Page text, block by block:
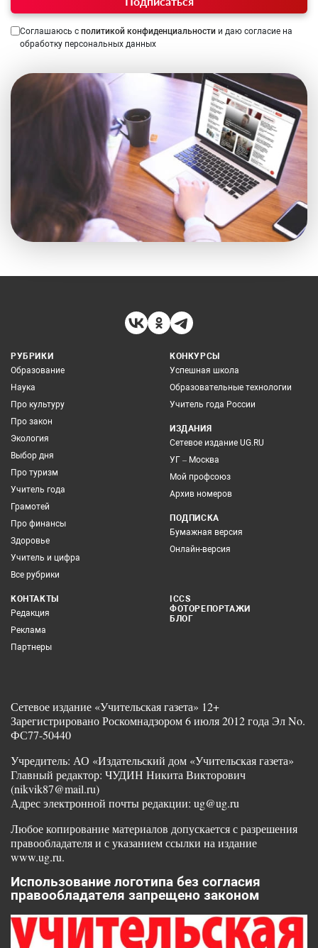
Соглашаюсь с политикой конфиденциальности и даю согласие на
обработку персональных данных
РУБРИКИ
Образование
Наука
Про культуру
Про закон
Экология
Выбор дня
Про туризм
Учитель года
Грамотей
Про финансы
Здоровье
Учитель и цифра
Все рубрики
КОНКУРСЫ
Успешная школа
Образовательные технологии
Учитель года России
ИЗДАНИЯ
Сетевое издание UG.RU
УГ – Москва
Мой профсоюз
Архив номеров
ПОДПИСКА
Бумажная версия
Онлайн-версия
КОНТАКТЫ
Редакция
Реклама
Партнеры
ICCS
ФОТОРЕПОРТАЖИ
БЛОГ
Сетевое издание «Учительская газета» 12+
Зарегистрировано Роскомнадзором 6 июля 2012 года Эл No.
ФС77-50440
Учредитель: АО «Издательский дом «Учительская газета»
Главный редактор: ЧУДИН Никита Викторович
(nikvik87@mail.ru)
Адрес электронной почты редакции: ug@ug.ru
Любое копирование материалов допускается с разрешения
правообладателя и с указанием ссылки на издание
www.ug.ru.
Использование логотипа без согласия
правообладателя запрещено законом